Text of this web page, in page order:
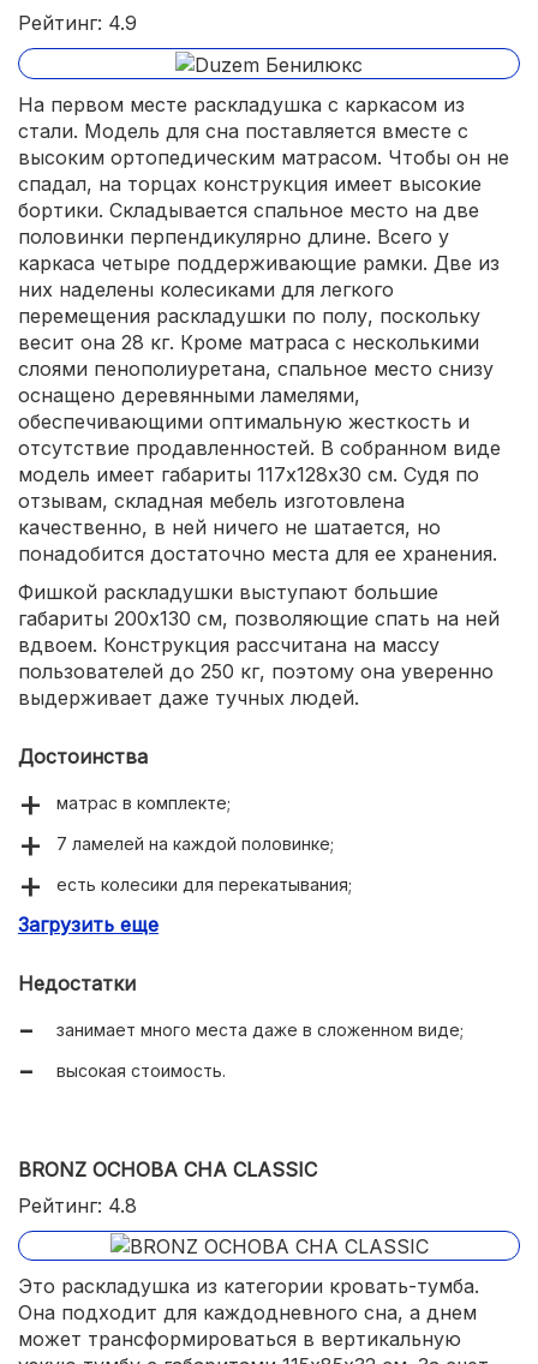
Рейтинг: 4.9
На первом месте раскладушка с каркасом из
стали. Модель для сна поставляется вместе с
высоким ортопедическим матрасом. Чтобы он не
спадал, на торцах конструкция имеет высокие
бортики. Складывается спальное место на две
половинки перпендикулярно длине. Всего у
каркаса четыре поддерживающие рамки. Две из
них наделены колесиками для легкого
перемещения раскладушки по полу, поскольку
весит она 28 кг. Кроме матраса с несколькими
слоями пенополиуретана, спальное место снизу
оснащено деревянными ламелями,
обеспечивающими оптимальную жесткость и
отсутствие продавленностей. В собранном виде
модель имеет габариты 117х128х30 см. Судя по
отзывам, складная мебель изготовлена
качественно, в ней ничего не шатается, но
понадобится достаточно места для ее хранения.
Фишкой раскладушки выступают большие
габариты 200х130 см, позволяющие спать на ней
вдвоем. Конструкция рассчитана на массу
пользователей до 250 кг, поэтому она уверенно
выдерживает даже тучных людей.
Достоинства
матрас в комплекте;
7 ламелей на каждой половинке;
есть колесики для перекатывания;
прочный каркас из стали.
Загрузить еще
Недостатки
занимает много места даже в сложенном виде;
высокая стоимость.
BRONZ ОСНОВА СНА CLASSIC
Рейтинг: 4.8
Это раскладушка из категории кровать-тумба.
Она подходит для каждодневного сна, а днем
может трансформироваться в вертикальную